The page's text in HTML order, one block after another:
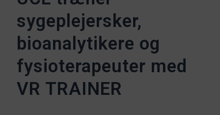
sygeplejersker,
bioanalytikere og
fysioterapeuter med
VR TRAINER